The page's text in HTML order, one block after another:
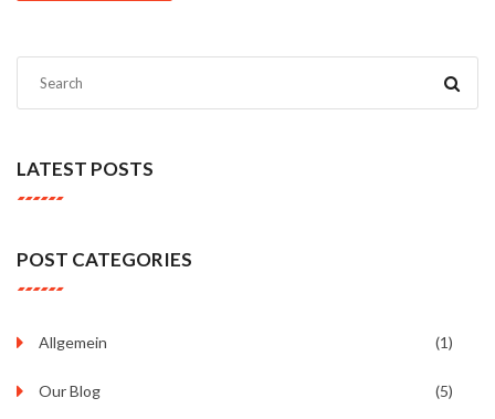
LATEST POSTS
POST CATEGORIES
Allgemein (1)
Our Blog (5)